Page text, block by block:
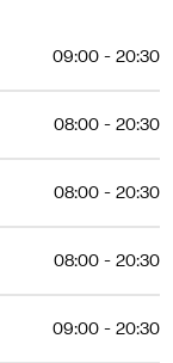
09:00 - 20:30
08:00 - 20:30
08:00 - 20:30
08:00 - 20:30
09:00 - 20:30